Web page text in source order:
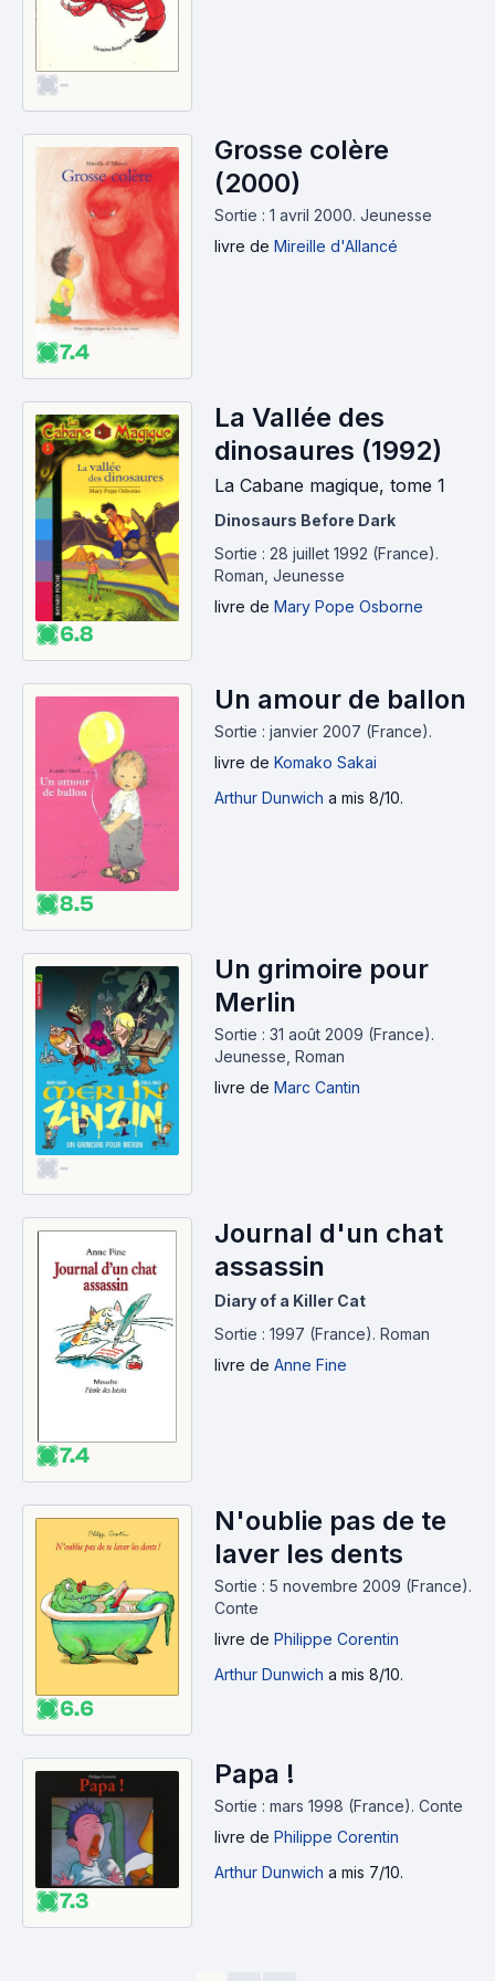
-
7.4
Grosse colère
(2000)
Sortie : 1 avril 2000. Jeunesse
livre de Mireille d'Allancé
6.8
La Vallée des
dinosaures (1992)
La Cabane magique, tome 1
Dinosaurs Before Dark
Sortie : 28 juillet 1992 (France).
Roman, Jeunesse
livre de Mary Pope Osborne
8.5
Un amour de ballon
Sortie : janvier 2007 (France).
livre de Komako Sakai
Arthur Dunwich a mis 8/10.
-
Un grimoire pour
Merlin
Sortie : 31 août 2009 (France).
Jeunesse, Roman
livre de Marc Cantin
7.4
Journal d'un chat
assassin
Diary of a Killer Cat
Sortie : 1997 (France). Roman
livre de Anne Fine
6.6
N'oublie pas de te
laver les dents
Sortie : 5 novembre 2009 (France).
Conte
livre de Philippe Corentin
Arthur Dunwich a mis 8/10.
7.3
Papa !
Sortie : mars 1998 (France). Conte
livre de Philippe Corentin
Arthur Dunwich a mis 7/10.